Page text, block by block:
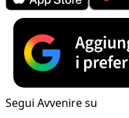
Segui Avvenire su